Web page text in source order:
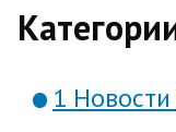
1 Новости